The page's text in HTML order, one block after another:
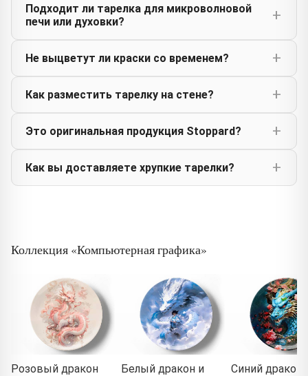
Подходит ли тарелка для микроволновой
печи или духовки?
Не выцветут ли краски со временем?
Как разместить тарелку на стене?
Это оригинальная продукция Stoppard?
Как вы доставляете хрупкие тарелки?
Коллекция «Компьютерная графика»
Розовый дракон
Белый дракон и
Синий дракон